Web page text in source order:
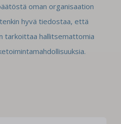
oman organisaation
hyvä tiedostaa, että
tarkoittaa hallitsemattomia